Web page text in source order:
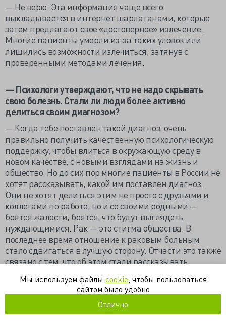
— Не верю. Эта информация чаще всего
выкладывается в интернет шарлатанами, которые
затем предлагают свое «достоверное» излечение.
Многие пациенты умерли из-за таких уловок или
лишились возможности излечиться, затянув с
проверенными методами лечения.
— Психологи утверждают, что не надо скрывать
свою болезнь. Стали ли люди более активно
делиться своим диагнозом?
— Когда тебе поставлен такой диагноз, очень
правильно получить качественную психологическую
поддержку, чтобы влиться в окружающую среду в
новом качестве, с новыми взглядами на жизнь и
общество. Но до сих пор многие пациенты в России не
хотят рассказывать, какой им поставлен диагноз.
Они не хотят делиться этим не просто с друзьями и
коллегами по работе, но и со своими родными —
боятся жалости, боятся, что будут выглядеть
нуждающимися. Рак — это стигма общества. В
последнее время отношение к раковым больным
стало сдвигаться в лучшую сторону. Отчасти это также
связано с тем, что об этом стали рассказывать
со своими поклонниками и тем самым помогают
людям понять, что раком болеют все — и богатые, и
бедные — и нужно помогать друг другу.
Мы используем файлы cookie , чтобы пользоваться
сайтом было удобно
Отлично